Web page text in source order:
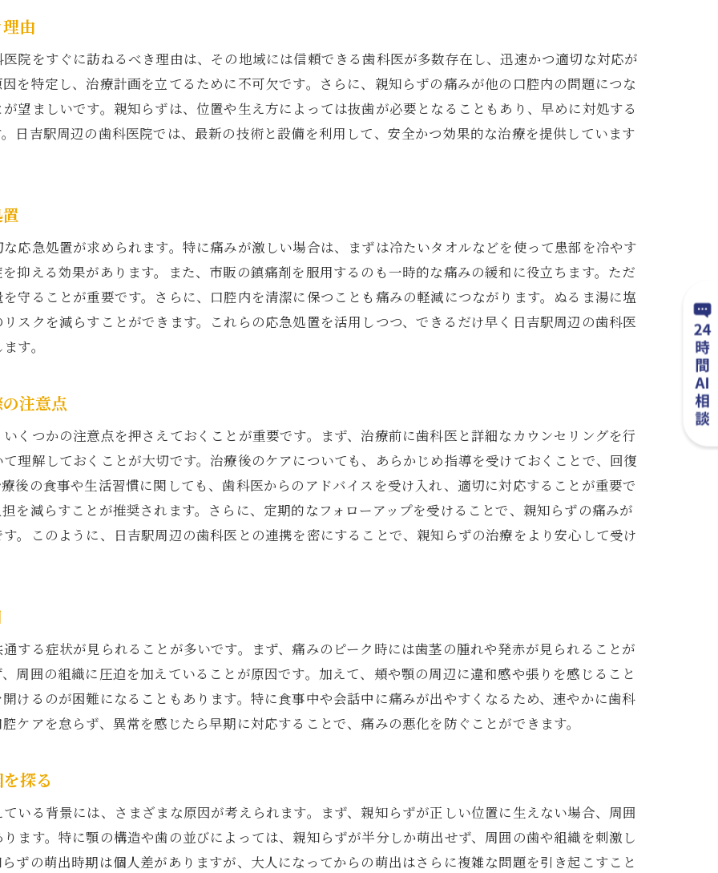
らずの痛みを和らげるために日吉駅でできること
日吉駅近くで購入できる痛み止め薬
親知らずの痛みに効くマッサージとリラクゼーション法
日吉駅周辺の歯科医での相談方法
駅エリアで親知らずの痛みを最小限にするためのヒント
親知らずの痛みを予防するための定期健診
日吉駅付近で利用できる痛み管理プログラム
親知らずの痛みを和らげるためのストレス管理法
歯科医が推奨する親知らずの痛み対策
日吉駅近くでの痛みの軽減に役立つ製品
らずの痛みを日吉駅近くで管理するための専門家のアドバイス
専門家の視点から見る親知らずの痛みの原因
日吉駅周辺の専門家が推奨する治療法
親知らずの痛みを和らげるための専門家のサポート
歯科医のアドバイスを活用した親知らずの痛み管理
駅周辺で親知らずの痛みを和らげるための実用的ガイド
痛みを抑えるための歯科訪問のタイミング
日吉駅エリアでの痛みを和らげるためのリソース
親知らずの痛みを軽減するための計画の立て方
親知らずの痛みを最小限にするための日常的な習慣
らずの痛みが日吉駅で生活に影響を与える前にできること
親知らずの痛みが生活に影響を与える前にすべき準備
日吉駅エリアでの親知らず痛み予防策
由
院をすぐに訪ねるべき理由は、その地域には信頼できる歯科医が多数存在し、迅速かつ適切な対応が
を特定し、治療計画を立てるために不可欠です。さらに、親知らずの痛みが他の口腔内の問題につな
望ましいです。親知らずは、位置や生え方によっては抜歯が必要となることもあり、早めに対処する
日吉駅周辺の歯科医院では、最新の技術と設備を利用して、安全かつ効果的な治療を提供しています
応急処置が求められます。特に痛みが激しい場合は、まずは冷たいタオルなどを使って患部を冷やす
抑える効果があります。また、市販の鎮痛剤を服用するのも一時的な痛みの緩和に役立ちます。ただ
守ることが重要です。さらに、口腔内を清潔に保つことも痛みの軽減につながります。ぬるま湯に塩
スクを減らすことができます。これらの応急処置を活用しつつ、できるだけ早く日吉駅周辺の歯科医
す。
注意点
くつかの注意点を押さえておくことが重要です。まず、治療前に歯科医と詳細なカウンセリングを行
理解しておくことが大切です。治療後のケアについても、あらかじめ指導を受けておくことで、回復
後の食事や生活習慣に関しても、歯科医からのアドバイスを受け入れ、適切に対応することが重要で
を減らすことが推奨されます。さらに、定期的なフォローアップを受けることで、親知らずの痛みが
。このように、日吉駅周辺の歯科医との連携を密にすることで、親知らずの治療をより安心して受け
する症状が見られることが多いです。まず、痛みのピーク時には歯茎の腫れや発赤が見られることが
周囲の組織に圧迫を加えていることが原因です。加えて、頬や顎の周辺に違和感や張りを感じること
けるのが困難になることもあります。特に食事中や会話中に痛みが出やすくなるため、速やかに歯科
ケアを怠らず、異常を感じたら早期に対応することで、痛みの悪化を防ぐことができます。
探る
いる背景には、さまざまな原因が考えられます。まず、親知らずが正しい位置に生えない場合、周囲
ます。特に顎の構造や歯の並びによっては、親知らずが半分しか萌出せず、周囲の歯や組織を刺激し
ずの萌出時期は個人差がありますが、大人になってからの萌出はさらに複雑な問題を引き起こすこと